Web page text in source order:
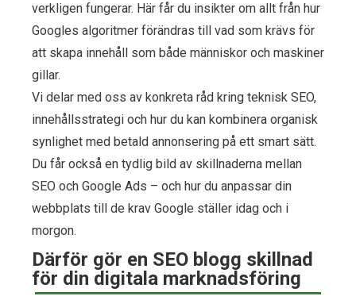
verkligen fungerar. Här får du insikter om allt från hur
Googles algoritmer förändras till vad som krävs för
att skapa innehåll som både människor och maskiner
gillar.
Vi delar med oss av konkreta råd kring teknisk SEO,
innehållsstrategi och hur du kan kombinera organisk
synlighet med betald annonsering på ett smart sätt.
Du får också en tydlig bild av skillnaderna mellan
SEO och Google Ads – och hur du anpassar din
webbplats till de krav Google ställer idag och i
morgon.
Därför gör en SEO blogg skillnad
för din digitala marknadsföring